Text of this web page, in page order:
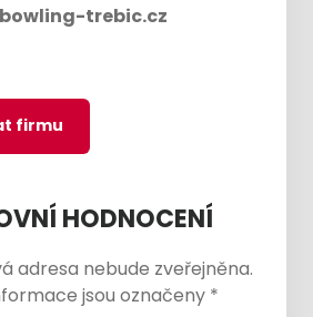
trebic.cz
firmu
HODNOCENÍ
adresa nebude zveřejněna.
jsou označeny *